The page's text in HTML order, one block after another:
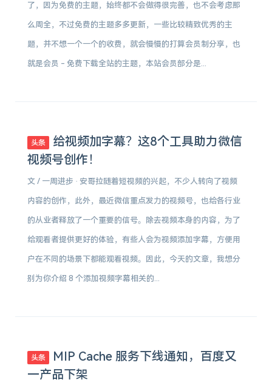
了，因为免费的主题，始终都不会做得很完善，也不会考虑那
么周全，不过免费的主题多多更新，一些比较精致优秀的主
题，并不想一个一个的收费，就会慢慢的打算会员制分享，也
就是会员 - 免费下载全站的主题，本站会员部分是...
头条
给视频加字幕？这8个工具助力微信
视频号创作！
文 / 一周进步 · 安哥拉随着短视频的兴起，不少人转向了视频
内容的创作，此外，最近微信重点发力的视频号，也给各行业
的从业者释放了一个重要的信号。除去视频本身的内容，为了
给观看者提供更好的体验，有些人会为视频添加字幕，方便用
户在不同的场景下都能观看视频。因此，今天的文章，我想分
别为你介绍 8 个添加视频字幕相关的...
头条
MIP Cache 服务下线通知，百度又
一产品下架